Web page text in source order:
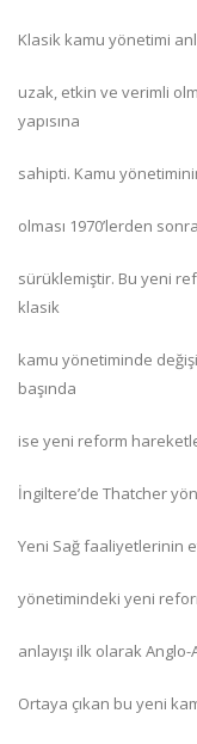
Klasik kamu yönetimi
uzak, etkin ve verimli
yapısına
sahipti. Kamu
olması 1970’lerden
sürüklemiştir. Bu yeni
klasik
kamu yönetiminde
başında
ise yeni reform
İngiltere’de Thatcher
Yeni Sağ faaliyetlerinin
yönetimindeki yeni
anlayışı ilk olarak
Ortaya çıkan bu yeni